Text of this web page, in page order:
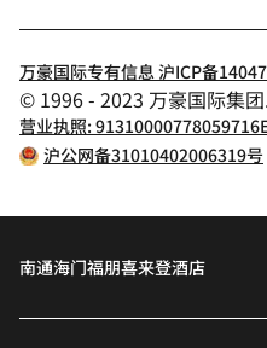
万豪国际专有信息 沪ICP备
© 1996 - 2023 万豪国际集
营业执照:
沪公网备31010402006319号
南通海门福朋喜来登酒店